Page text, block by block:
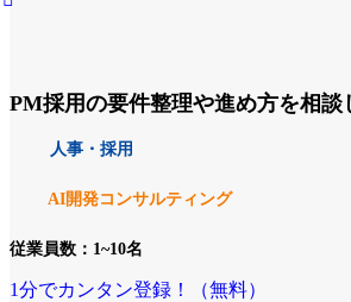
PM採用の要件整理や進め方を相談
人事・採用
AI開発コンサルティング
従業員数：1~10名
1分でカンタン登録！（無料）